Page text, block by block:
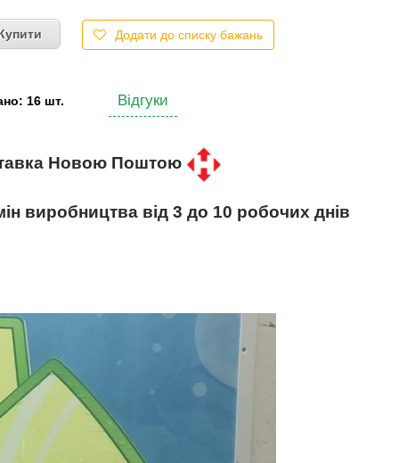
Додати до списку бажань
16 шт. Відгуки
Новою Поштою
виробництва від 3 до 10 робочих днів